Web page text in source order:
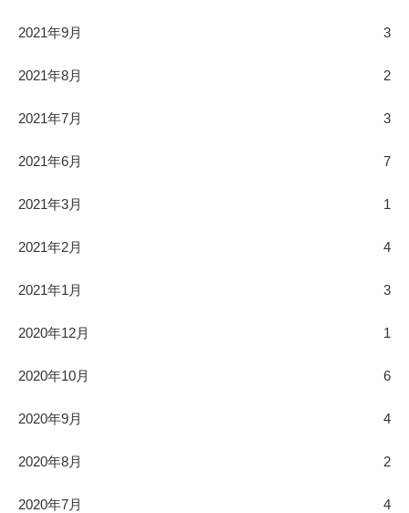
2021年9月 3
2021年8月 2
2021年7月 3
2021年6月 7
2021年3月 1
2021年2月 4
2021年1月 3
2020年12月 1
2020年10月 6
2020年9月 4
2020年8月 2
2020年7月 4